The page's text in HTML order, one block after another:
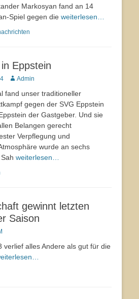
Markosyan fand an 14
Spiel gegen die weiterlesen…
Eppstein
AutorAdmin
fand unser traditioneller
gegen der SVG Eppstein
der Gastgeber. Und sie
Belangen gerecht
Verpflegung und
wurde an sechs
weiterlesen…
gewinnt letzten
Saison
verlief alles Andere als gut für die